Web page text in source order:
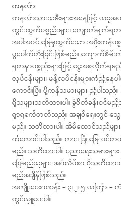
တနင်္လာ
တနင်္လာသားသမီးများအနေဖြင့် ယခုအ
တွင်းထွက်ပစ္စည်းများ၊ ကျောက်မျက်ရ
အပါအဝင် မြေမှထွက်သော အဖိုးတန်ပစ္စည်
ပွပေါက်တိုးခြင်းဖြစ်မည်။ ကျောက်စိ
ရတနာပစ္စည်းများဖြင့် ငွေအစုလိုက်
လုပ်ငန်းများ၊ မုန့်လုပ်ငန်းများကံညံ့န
ကောင်းပြီး ပို့ကုန်သမားများ ညံ့ပါ
ရှိသူများသတိထားပါ။ ခွဲစိတ်ခန်းဝင်မ
ရှာရခက်တတ်သည်။ အချစ်ရေးတွင် သွေ
မည်။ သတိထားပါ။ အိမ်ထောင်သည်များ
ကံကောင်းပါသည်။ ကား၊ ခြံ၊ မြေ ဝ
မည်။ သတိထားပါ။ ပညာရေးသမားမျ
ဖြေမည့်သူများ အင်္ဂလိပ်စာ ပိုသတိထားပ
မည့်အချိန်ဖြစ်သည်။
အကျိုးပေးဂဏန်း – ၃၊ ၂၊ ၅ ယတြာ –
တွင်လှူပေးပါ။